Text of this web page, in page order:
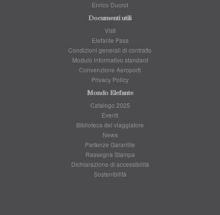
Enrico Ducrot
Documenti utili
Visti
Elefante Pass
Condizioni generali di contratto
Modulo informativo standard
Convenzione Aeroporti
Privacy Policy
Mondo Elefante
Catalogo 2025
Eventi
Biblioteca del viaggiatore
News
Partenze Garantite
Rassegna Stampa
Dichiarazione di accessibilità
Sostenibilità